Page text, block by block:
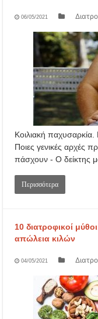
06/05/2021
Κοιλιακή
Ποιες γενικές αρχές
πάσχουν - Ο δείκτης
Περισσότερα
10 διατροφικοί
απώλεια κιλών
04/05/2021